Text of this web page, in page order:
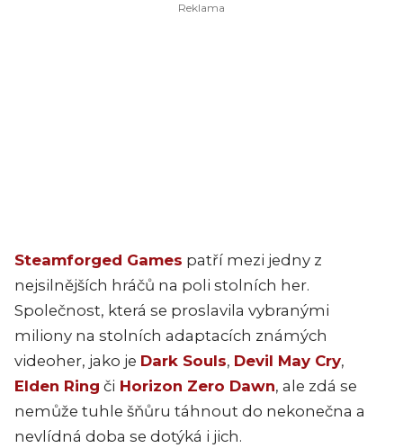
Steamforged Games patří mezi jedny z
nejsilnějších hráčů na poli stolních her.
Společnost, která se proslavila vybranými
miliony na stolních adaptacích známých
videoher, jako je Dark Souls, Devil May Cry,
Elden Ring či Horizon Zero Dawn, ale zdá se
nemůže tuhle šňůru táhnout do nekonečna a
nevlídná doba se dotýká i jich.